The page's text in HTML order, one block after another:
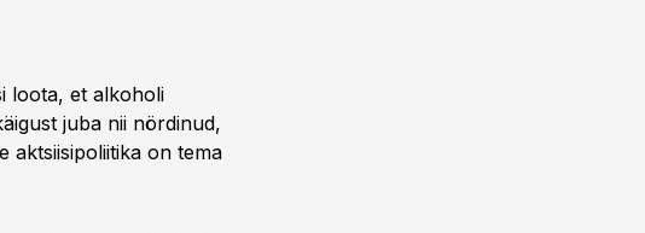
loota, et alkoholi
juba nii nördinud,
aktsiisipoliitika on tema